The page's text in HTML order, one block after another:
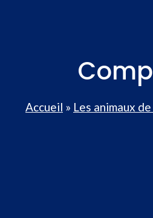
Accueil » Les animaux